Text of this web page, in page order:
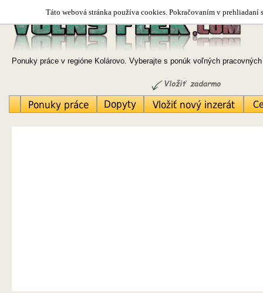
Táto webová stránka používa cookies. Pokračovaním v
Ponuky práce v regióne Kolárovo. Vyberajte s ponúk voľných